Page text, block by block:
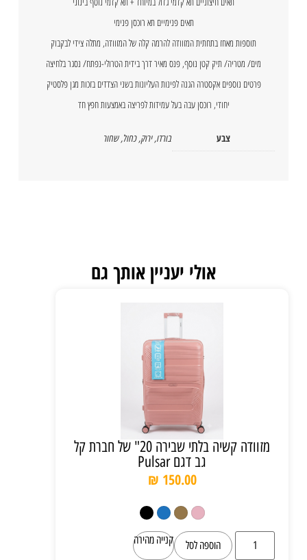
תאים פנימיים תא רוכסן פנימי
תוספות מאחז בתחתית המזוודה להרמה קלה של המזוודה, מתלה צידי לבקבוק
מים/ מטריה/ תיק קטן נוסף, פנס מאיר דרך בידית הטרולי-נפתח/ נסגר בלחיצה
פרטים נוספים אקסטרה הגנה לפינות העליונות בשני הצדדים בזכות מגן פלסטיק
יחודי, רוכסן עבה בעל עמידות לפריצה באמצעות חפץ חד
צבע בורדו,ירוק,כחול,שחור
אולי יעניין אותך גם
מזוודה קשיה בלתי שבירה 20" של חברת קל
גב דגם Pulsar
₪ 150.00
הוספה לסל קנייה מהירה